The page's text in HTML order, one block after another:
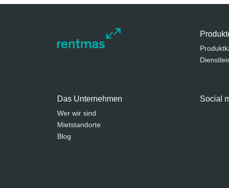
Das Unternehmen
Wer wir sind
Mietstandorte
Blog
Social